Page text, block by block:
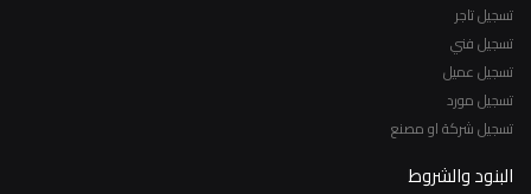
تسجيل تاجر
تسجيل فني
تسجيل عميل
تسجيل مورد
تسجيل شركة او مصنع
البنود والشروط